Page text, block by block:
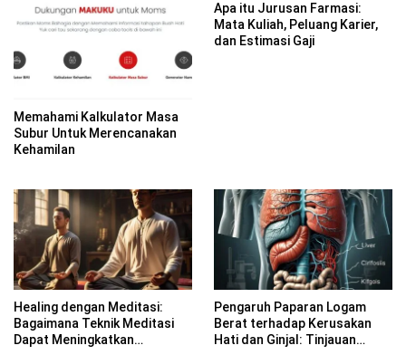
Memahami Kalkulator Masa
Subur Untuk Merencanakan
Kehamilan
Apa itu Jurusan Farmasi:
Mata Kuliah, Peluang Karier,
dan Estimasi Gaji
Healing dengan Meditasi:
Bagaimana Teknik Meditasi
Dapat Meningkatkan
Pengaruh Paparan Logam
Berat terhadap Kerusakan
Hati dan Ginjal: Tinjauan